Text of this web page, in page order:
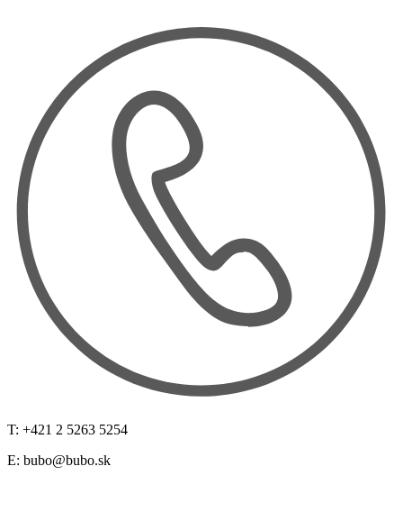
T: +421 2 5263 5254
E: bubo@bubo.sk